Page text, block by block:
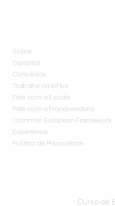
Sobre
Garantia
Convênios
Trabalhe na inFlux
Fale com a Escola
Fale com a Franqueadora
Common European Framework
Experience
Política de Privacidade
Curso de